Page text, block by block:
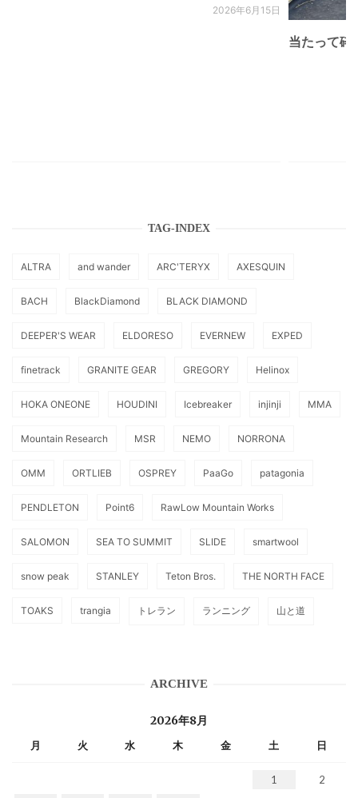
2026年6月15日
当たって砕
TAG-INDEX
ALTRA and wander ARC'TERYX AXESQUIN
BACH BlackDiamond BLACK DIAMOND
DEEPER'S WEAR ELDORESO EVERNEW EXPED
finetrack GRANITE GEAR GREGORY Helinox
HOKA ONEONE HOUDINI Icebreaker injinji MMA
Mountain Research MSR NEMO NORRONA
OMM ORTLIEB OSPREY PaaGo patagonia
PENDLETON Point6 RawLow Mountain Works
SALOMON SEA TO SUMMIT SLIDE smartwool
snow peak STANLEY Teton Bros. THE NORTH FACE
TOAKS trangia トレラン ランニング 山と道
ARCHIVE
2026年8月
月 火 水 木 金 土 日
1
2